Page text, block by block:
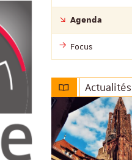
Agenda
Focus
Actualités